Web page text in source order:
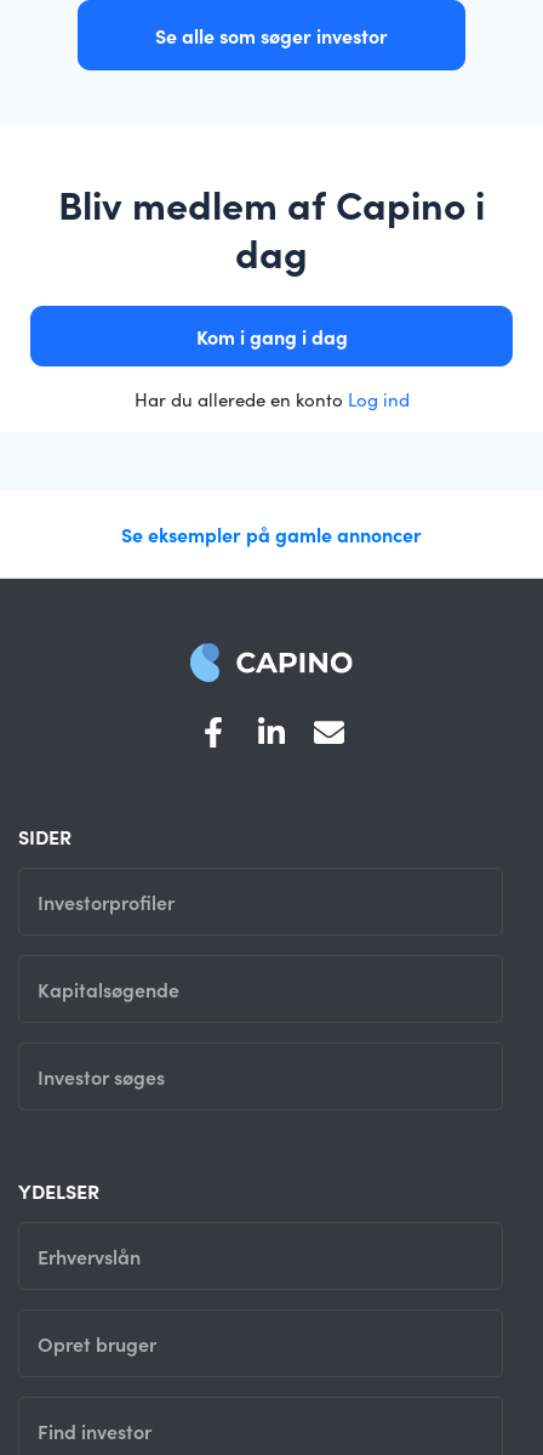
Se alle som søger investor
Bliv medlem af Capino i
dag
Kom i gang i dag
Har du allerede en konto Log ind
Se eksempler på gamle annoncer
SIDER
Investorprofiler
Kapitalsøgende
Investor søges
YDELSER
Erhvervslån
Opret bruger
Find investor